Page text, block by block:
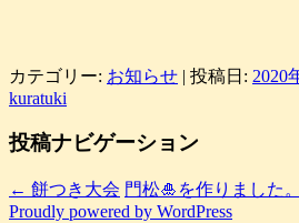
カテゴリー: お知らせ | 投稿日: 2020
kuratuki
投稿ナビゲーション
← 餅つき大会 門松🎍を作りました。
Proudly powered by WordPress